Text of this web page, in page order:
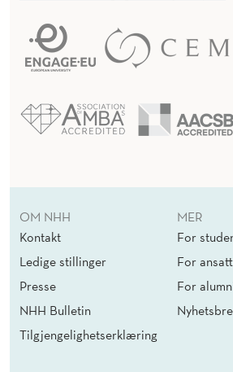
OM NHH
Kontakt
Ledige stillinger
Presse
NHH Bulletin
Tilgjengelighetserklæring
MER
For
For
For